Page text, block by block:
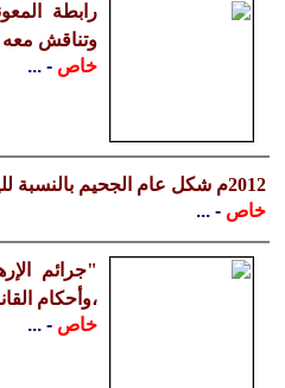
رابطة
وتناقش معه
خاص - ...
2012م شكل عام الجحيم بالنسبة لليمنيين ضحايا إرهاب الطائرات الامريكية بدون طيار
خاص - ...
"جرائم
،وأحكام
خاص - ...